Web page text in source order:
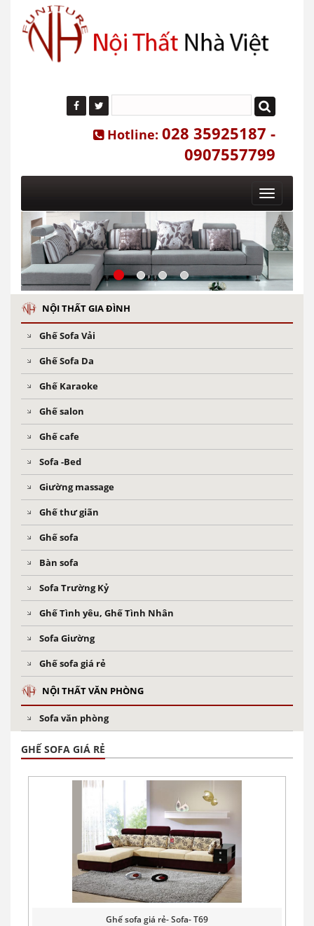
Hotline: 028 35925187 -
0907557799
Toggle
NỘI THẤT GIA ĐÌNH
Ghế Sofa Vải
Ghế Sofa Da
Ghế Karaoke
Ghế salon
Ghế cafe
Sofa -Bed
Giường massage
Ghế thư giãn
Ghế sofa
Bàn sofa
Sofa Trường Kỷ
Ghế Tình yêu, Ghế Tình Nhân
Sofa Giường
Ghế sofa giá rẻ
NỘI THẤT VĂN PHÒNG
Sofa văn phòng
GHẾ SOFA GIÁ RẺ
Ghế sofa giá rẻ- Sofa- T69